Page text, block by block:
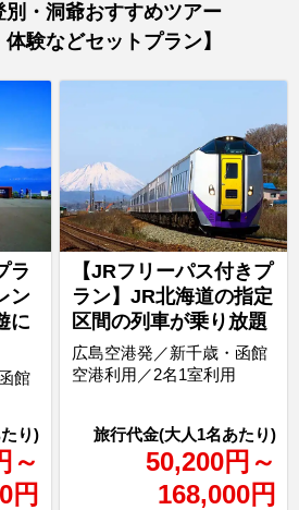
別・洞爺おすすめツアー
体験などセットプラン】
ラ
ン
に
～
円
館
【JRフリーパス付きプ
ラン】JR北海道の指定
区間の列車が乗り放題
50,200円 ～
168,000円
広島空港発／新千歳・函館
空港利用／2名1室利用